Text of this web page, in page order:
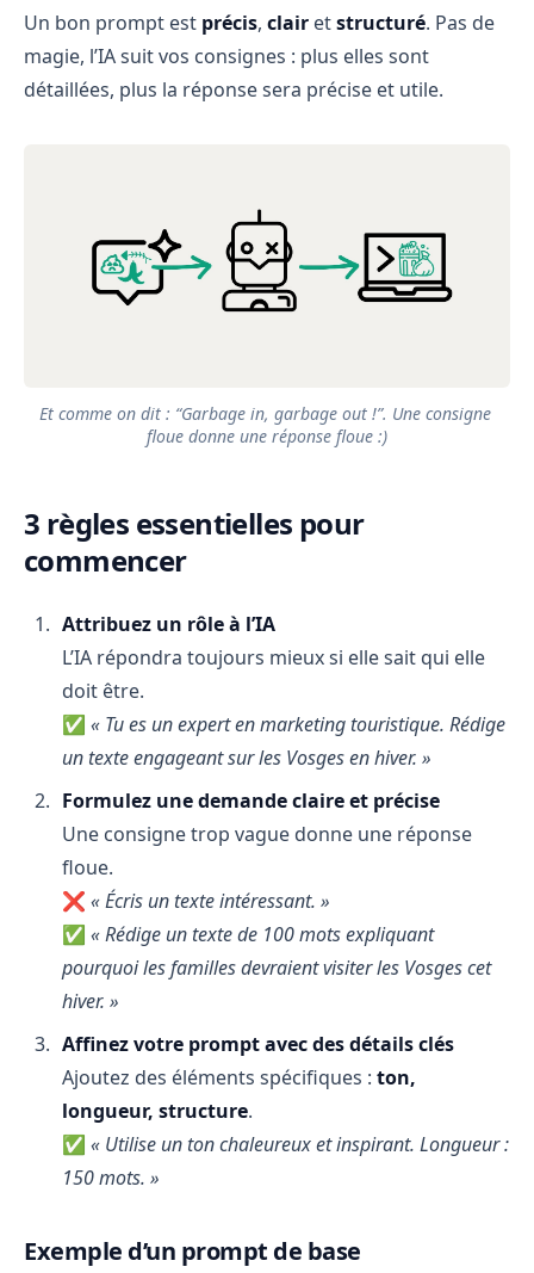
Un bon prompt est précis, clair etstructuré. Pas de
magie, l’IA suit vos consignes : plus elles sont
détaillées, plus la réponse sera précise et utile.
Et comme on dit : “Garbage in, garbage out !”. Une consigne
floue donne une réponse floue :)
3 règles essentielles pour
commencer
Attribuez un rôle à l’IA
L’IA répondra toujours mieux si elle sait qui elle
doit être.
✅ « Tu es un expert en marketing touristique. Rédige
un texte engageant sur les Vosges en hiver. »
Formulez une demande claire et précise
Une consigne trop vague donne une réponse
floue.
❌ « Écris un texte intéressant. »
✅ « Rédige un texte de 100 mots expliquant
pourquoi les familles devraient visiter les Vosges cet
hiver. »
Affinez votre prompt avec des détails clés
Ajoutez des éléments spécifiques : ton,
longueur, structure.
✅ « Utilise un ton chaleureux et inspirant. Longueur :
150 mots. »
Exemple d’un prompt de base